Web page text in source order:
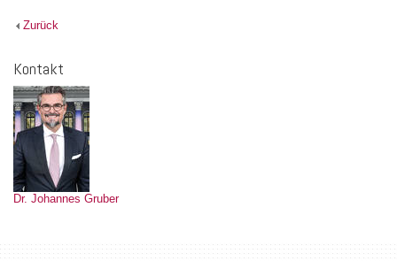
Zurück
Kontakt
Dr. Johannes Gruber